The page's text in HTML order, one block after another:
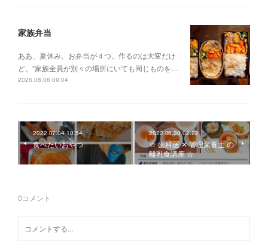
家族弁当
ああ、夏休み。お弁当が４つ。作るのは大変だけ
ど、“家族全員が別々の場所にいても同じものを…
2026.08.06 09:04
2022.07.04 10:54
食べたいおやつ
2022.06.30 02:22
☆ 歯科医 ✕ 管理栄養士 の
離乳食講座 ☆
0コメント